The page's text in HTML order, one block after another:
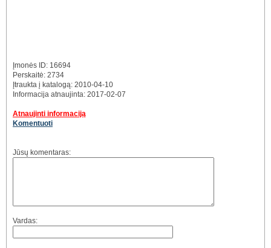
Įmonės ID: 16694
Perskaitė: 2734
Įtraukta į katalogą: 2010-04-10
Informacija atnaujinta: 2017-02-07
Atnaujinti informaciją
Komentuoti
Jūsų komentaras:
Vardas: